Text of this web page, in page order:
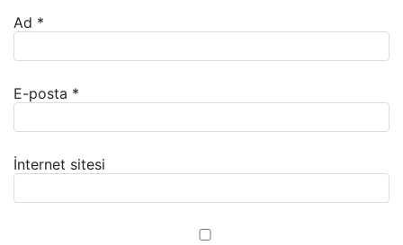
Ad *
E-posta *
İnternet sitesi